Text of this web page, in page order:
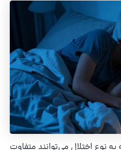
نوع اختلال می‌توانند متفاوت